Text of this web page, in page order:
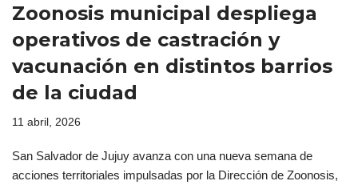
Zoonosis municipal despliega
operativos de castración y
vacunación en distintos barrios
de la ciudad
11 abril, 2026
San Salvador de Jujuy avanza con una nueva semana de
acciones territoriales impulsadas por la Dirección de Zoonosis,